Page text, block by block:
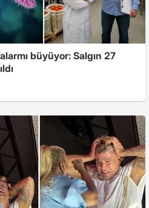
büyüyor: Salgın 27